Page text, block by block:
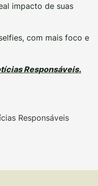
impacto de suas
com mais foco e
Responsáveis.
Responsáveis